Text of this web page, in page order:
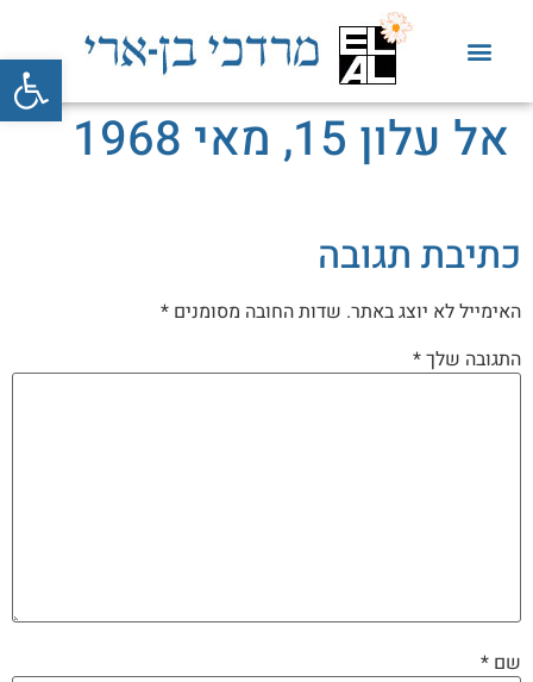
פתח
אל עלון 15, מאי 1968
כתיבת תגובה
האימייל לא יוצג באתר. שדות החובה מסומנים *
התגובה שלך*
שם *